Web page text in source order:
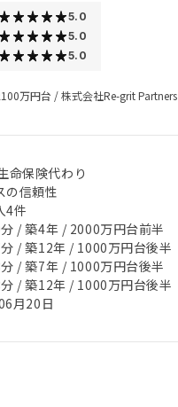
5.0
5.0
5.0
万円台 /株式会社Re-grit Partners
命保険代わり
の信頼性
4件
/ 築4年 / 2000万円台前半
/ 築12年 / 1000万円台後半
/ 築7年 / 1000万円台後半
/ 築12年 / 1000万円台後半
月20日